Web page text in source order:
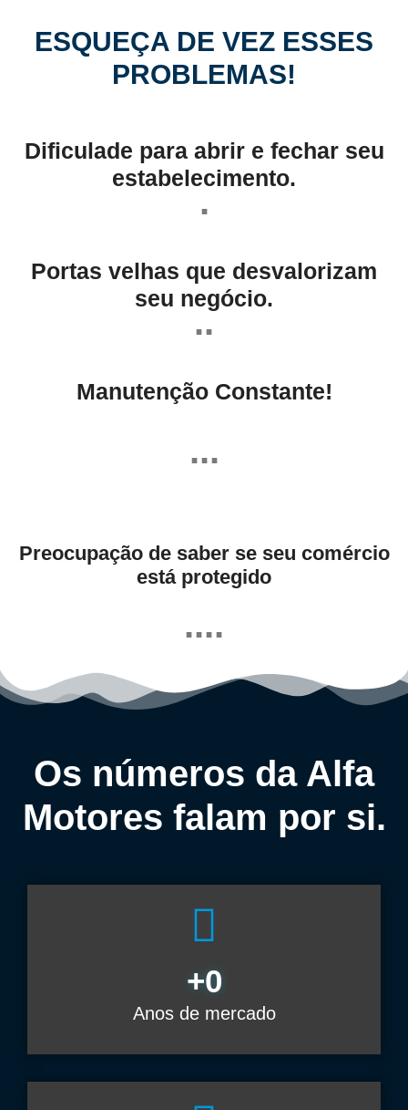
ESQUEÇA DE VEZ ESSES
PROBLEMAS!
Dificulade para abrir e fechar seu
estabelecimento.
.
Portas velhas que desvalorizam
seu negócio.
..
Manutenção Constante!
...
Preocupação de saber se seu comércio
está protegido
....
Os números da Alfa
Motores falam por si.
Anos de mercado
+0